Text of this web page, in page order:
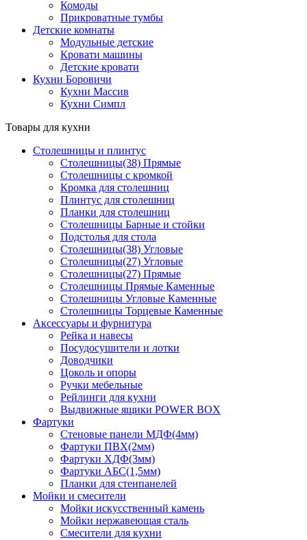
Комоды
Прикроватные тумбы
Детские комнаты
Модульные детские
Кровати машины
Детские кровати
Кухни Боровичи
Кухни Массив
Кухни Симпл
Товары для кухни
Столешницы и плинтус
Столешницы(38) Прямые
Столешницы с кромкой
Кромка для столешниц
Плинтус для столешниц
Планки для столешниц
Столешницы Барные и стойки
Подстолья для стола
Столешницы(38) Угловые
Столешницы(27) Угловые
Столешницы(27) Прямые
Столешницы Прямые Каменные
Столешницы Угловые Каменные
Столешницы Торцевые Каменные
Аксессуары и фурнитура
Рейка и навесы
Посудосушители и лотки
Доводчики
Цоколь и опоры
Ручки мебельные
Рейлинги для кухни
Выдвижные ящики POWER BOX
Фартуки
Стеновые панели МДФ(4мм)
Фартуки ПВХ(2мм)
Фартуки ХДФ(3мм)
Фартуки АБС(1,5мм)
Планки для стенпанелей
Мойки и смесители
Мойки искусственный камень
Мойки нержавеющая сталь
Смесители для кухни